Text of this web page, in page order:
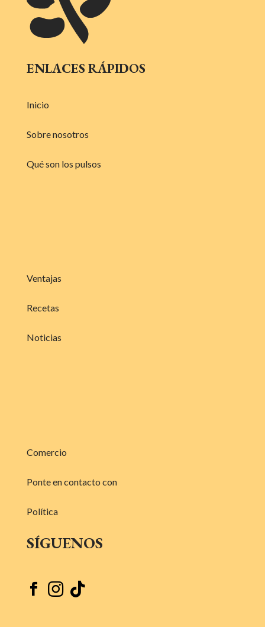
ENLACES RÁPIDOS
Inicio
Sobre nosotros
Qué son los pulsos
Ventajas
Recetas
Noticias
Comercio
Ponte en contacto con
Política
SÍGUENOS
  